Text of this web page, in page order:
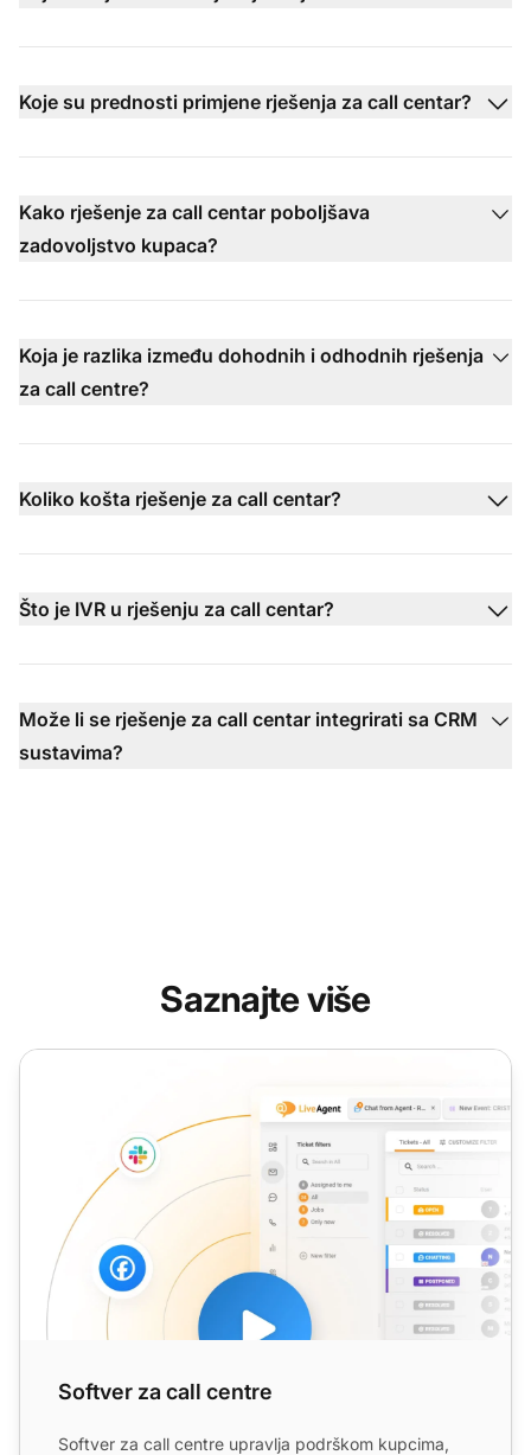
Koje su prednosti primjene rješenja za call centar?
Kako rješenje za call centar poboljšava
zadovoljstvo kupaca?
Koja je razlika između dohodnih i odhodnih rješenja
za call centre?
Koliko košta rješenje za call centar?
Što je IVR u rješenju za call centar?
Može li se rješenje za call centar integrirati sa CRM
sustavima?
Saznajte više
Softver za call centre
Softver za call centre
Softver za call centre upravlja podrškom kupcima,